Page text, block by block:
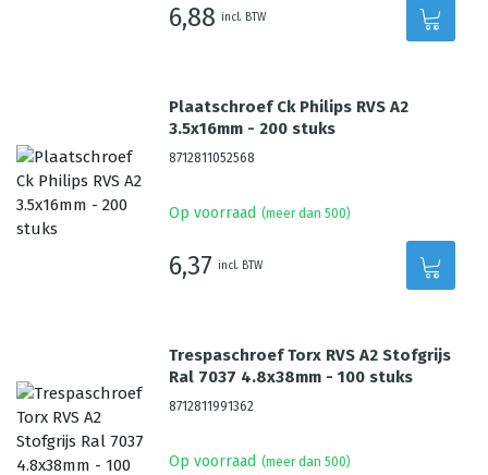
6,88 incl. BTW
Plaatschroef Ck Philips RVS A2
3.5x16mm - 200 stuks
8712811052568
Op voorraad (meer dan 500)
6,37 incl. BTW
Trespaschroef Torx RVS A2 Stofgrijs
Ral 7037 4.8x38mm - 100 stuks
8712811991362
Op voorraad (meer dan 500)